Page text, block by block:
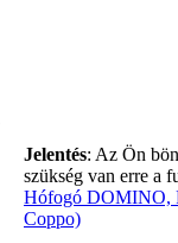
Jelentés: Az Ön
szükség van erre a
Hófogó DOMINO,
Coppo)